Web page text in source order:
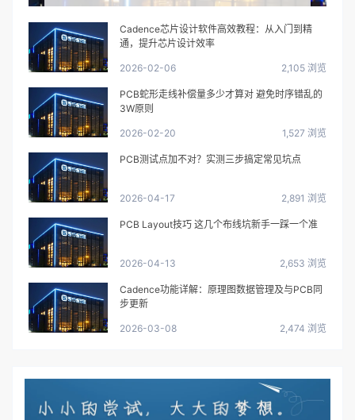
Cadence芯片设计软件高效教程：从入门到精
通，提升芯片设计效率
2026-02-06 2,105 浏览
PCB蛇形走线补偿量多少才算对 避免时序错乱的
3W原则
2026-02-20 1,527 浏览
PCB测试点加不对？实测三步搞定常见坑点
2026-04-17 2,891 浏览
PCB Layout技巧 这几个布线坑新手一踩一个准
2026-04-13 2,653 浏览
Cadence功能详解：原理图数据管理及与PCB同
步更新
2026-03-08 2,474 浏览